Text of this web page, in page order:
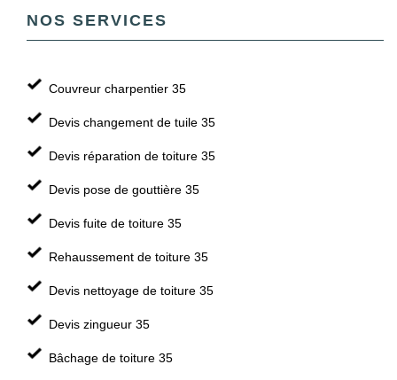
NOS SERVICES
Couvreur charpentier 35
Devis changement de tuile 35
Devis réparation de toiture 35
Devis pose de gouttière 35
Devis fuite de toiture 35
Rehaussement de toiture 35
Devis nettoyage de toiture 35
Devis zingueur 35
Bâchage de toiture 35